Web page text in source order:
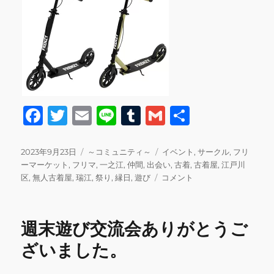
F
c
e
o
o
k
T
it
te
E
ai
l
Li
e
T
m
bl
G
ai
l
投
稿
日:
2023年9月23日
カ
テ
ゴ
～コミュニティ～
タ
グ
イベント ,サークル, フリ
ーマーケット , フリマ,一之江,仲間, 出会い,古着,古着屋,江戸川
区,無人古着屋,瑞江,祭り ,縁日,遊び
9/24
イ
ベ
コメント
週末遊び交流会ありがとうご
ざいました。